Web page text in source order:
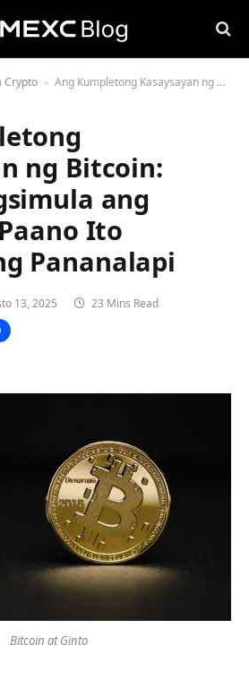
Crypto - Ang Kumpletong Kasaysayan ng Bitcoin: Kailan Nagsimula ang Bitcoin at Paano Ito Nagbago ng Pananalapi
ng Bitcoin:
ang
Ito
Pananalapi
13, 2025 23 Mins Read
Bitcoin at Ginto